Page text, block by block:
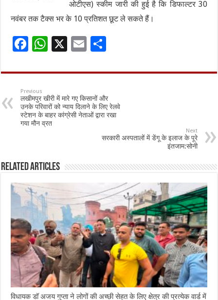
ओटीएस) स्कीम जारी की हुई है कि डिफाल्टर 30
नवंबर तक टैक्स भर के 10 प्रतिशत छूट ले सकते हैं।
F
e
b
o
o
W
at
sA
p
p
X
E
ai ar
Previous
लखीमपुर खीरी में मारे गए किसानों और
उनके परिवारों को न्याय दिलाने के लिए रेलवे
स्टेशन के बाहर कांग्रेसी नेताओं द्वारा रखा
गया मौन व्रत
Next
सरकारी अस्पतालों में डेंगू के इलाज के पूरे
इंतजाम:सोनी
Related Articles
विधायक डॉ अजय गुप्ता ने लोगों की अच्छी सेहत के लिए क्षेत्र की प्रत्येक वार्ड में